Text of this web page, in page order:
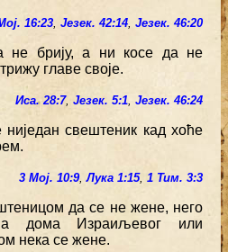
16:23, Језек. 42:14, Језек. 46:20
не брију, а ни косе да не
главе своје.
Иса. 28:7, Језек. 5:1, Језек. 46:24
свештеник кад хоће
3 Мој. 10:9,Лука 1:15, 1 Тим. 3:3
да се не жене, него
дома Израиљевог или
нека се жене.